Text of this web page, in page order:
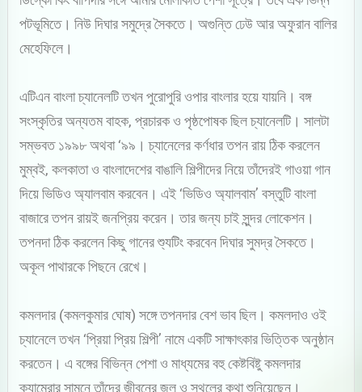
পটভূমিতে। নিউ দিঘার সমুদ্রে সৈকতে। অগুন্তি ঢেউ আর অফুরান বালির
মেহেফিলে।
এটিএন বাংলা চ্যানেলটি তখন পুরোপুরি ওপার বাংলার হয়ে যায়নি। বঙ্গ
সংস্কৃতির অন্যতম বাহক, প্রচারক ও পৃষ্ঠপোষক ছিল চ্যানেলটি। সালটা
সম্ভবত ১৯৯৮ অথবা ‘৯৯। চ্যানেলের কর্ণধার তপন রায় ঠিক করলেন
মুম্বই, কলকাতা ও বাংলাদেশের বাঙালি শিল্পীদের নিয়ে তাঁদেরই গাওয়া গান
দিয়ে ভিডিও অ্যালবাম করবেন। এই ‘ভিডিও অ্যালবাম’ বস্তুটি বাংলা
বাজারে তপন রায়ই জনপ্রিয় করেন। তার জন্য চাই সুন্দর লোকেশন।
তপনদা ঠিক করলেন কিছু গানের শ্যুটিং করবেন দিঘার সুমদ্র সৈকতে।
অকূল পাথারকে পিছনে রেখে।
কমলদার (কমলকুমার ঘোষ) সঙ্গে তপনদার বেশ ভাব ছিল। কমলদাও ওই
চ্যানেলে তখন ‘প্রিয়া প্রিয় শিল্পী’ নামে একটি সাক্ষাৎকার ভিত্তিক অনুষ্ঠান
করতেন। এ বঙ্গের বিভিন্ন পেশা ও মাধ্যমের বহু কেষ্টবিষ্টু কমলদার
ক্যামেরার সামনে তাঁদের জীবনের জল ও স্থলের কথা শুনিয়েছেন।